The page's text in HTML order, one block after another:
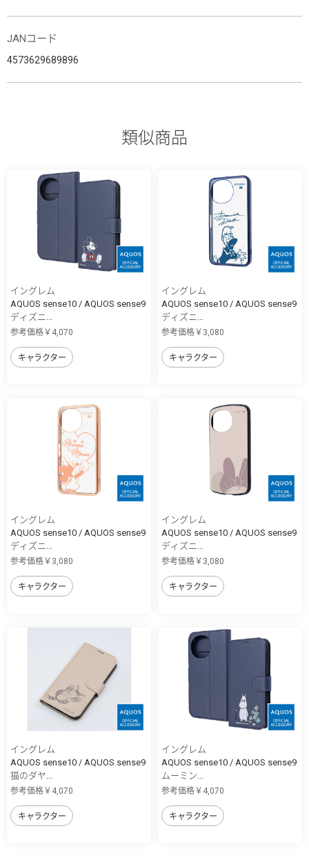
JANコード
4573629689896
類似商品
イングレム
AQUOS sense10 / AQUOS sense9
ディズニ...
参考価格￥4,070
キャラクター
イングレム
AQUOS sense10 / AQUOS sense9
ディズニ...
参考価格￥3,080
キャラクター
イングレム
AQUOS sense10 / AQUOS sense9
ディズニ...
参考価格￥3,080
キャラクター
イングレム
AQUOS sense10 / AQUOS sense9
ディズニ...
参考価格￥3,080
キャラクター
イングレム
AQUOS sense10 / AQUOS sense9
猫のダヤ...
参考価格￥4,070
キャラクター
イングレム
AQUOS sense10 / AQUOS sense9
ムーミン...
参考価格￥4,070
キャラクター